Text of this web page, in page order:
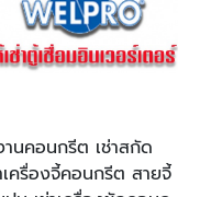
นคอนกรีต เช่าสกัด
ครื่องจี้คอนกรีต สายจี้